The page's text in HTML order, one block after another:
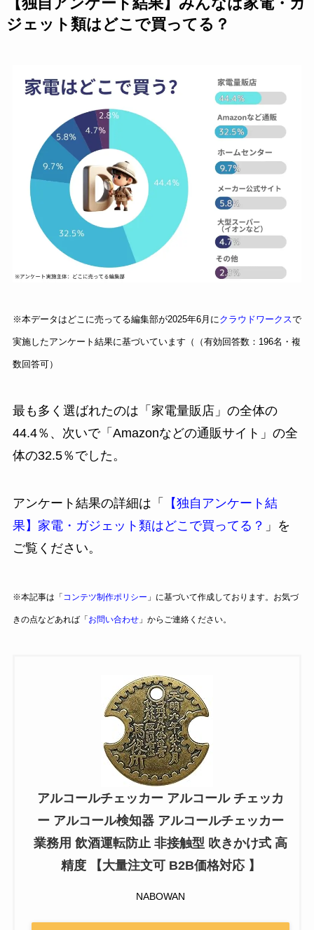
【独自アンケート結果】みんなは家電・ガ
ジェット類はどこで買ってる？
※本データはどこに売ってる編集部が2025年6月にクラウドワークスで
実施したアンケート結果に基づいています（（有効回答数：196名・複
数回答可）
最も多く選ばれたのは「家電量販店」の全体の
44.4％、次いで「Amazonなどの通販サイト」の全
体の32.5％でした。
アンケート結果の詳細は「
【独自アンケート結
果】家電・ガジェット類はどこで買ってる？ 」を
ご覧ください。
※本記事は「 コンテツ制作ポリシー 」に基づいて作成しております。お気づ
きの点などあれば「 お問い合わせ」からご連絡ください。
アルコールチェッカー アルコール チェッカ
ー アルコール検知器 アルコールチェッカー
業務用 飲酒運転防止 非接触型 吹きかけ式 高
精度 【大量注文可 B2B価格対応 】
NABOWAN